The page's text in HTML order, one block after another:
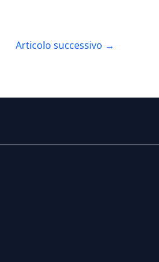
Articolo successivo →